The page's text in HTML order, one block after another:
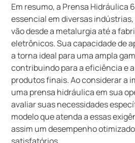
Em resumo, a Prensa Hidráulica
essencial em diversas
vão desde a metalurgia até a
eletrônicos. Sua capacidade de
a torna ideal para uma ampla
contribuindo para a eficiência e
produtos finais. Ao considerar a
uma prensa hidráulica em sua
avaliar suas necessidades
modelo que atenda a essas
assim um desempenho